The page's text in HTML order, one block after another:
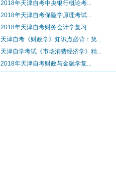
2018年天津自考中央银行概论考...
2018年天津自考保险学原理考试...
2018年天津自考财务会计学复习...
天津自考《财政学》知识点必背：第...
天津自学考试《市场消费经济学》精...
2018年天津自考财政与金融学复...